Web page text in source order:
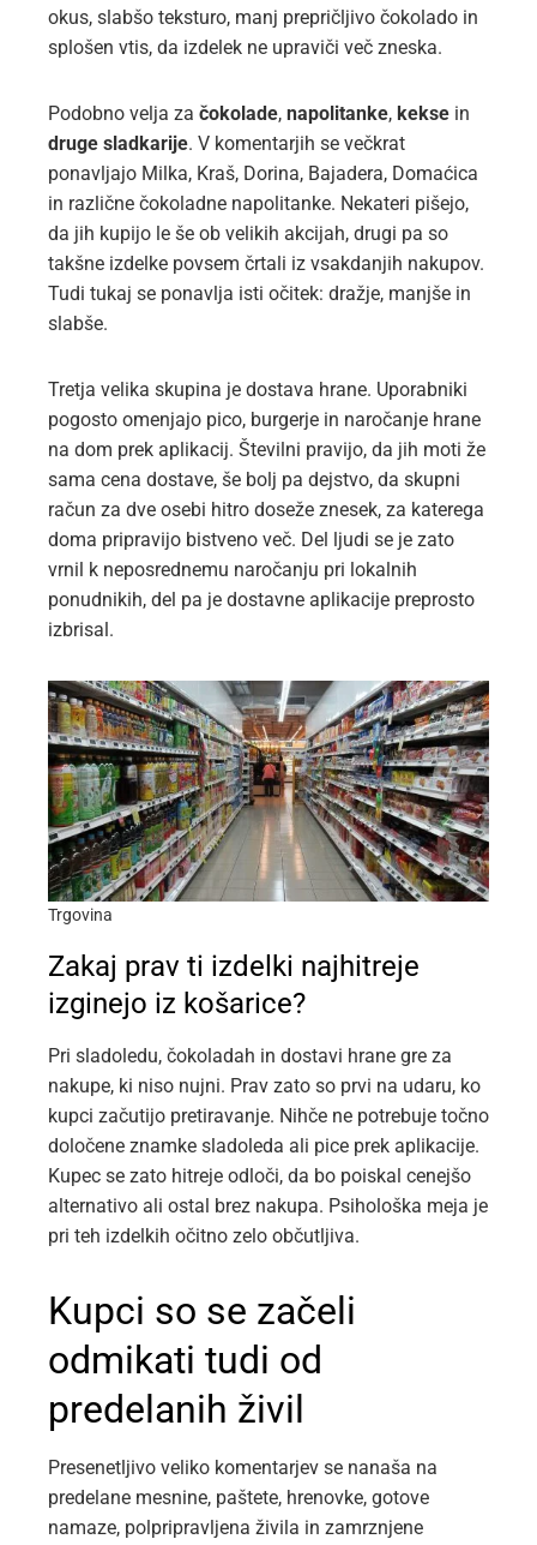
okus, slabšo teksturo, manj prepričljivo čokolado in
splošen vtis, da izdelek ne upraviči več zneska.
Podobno velja za čokolade, napolitanke, kekse in
druge sladkarije. V komentarjih se večkrat
ponavljajo Milka, Kraš, Dorina, Bajadera, Domaćica
in različne čokoladne napolitanke. Nekateri pišejo,
da jih kupijo le še ob velikih akcijah, drugi pa so
takšne izdelke povsem črtali iz vsakdanjih nakupov.
Tudi tukaj se ponavlja isti očitek: dražje, manjše in
slabše.
Tretja velika skupina je dostava hrane. Uporabniki
pogosto omenjajo pico, burgerje in naročanje hrane
na dom prek aplikacij. Številni pravijo, da jih moti že
sama cena dostave, še bolj pa dejstvo, da skupni
račun za dve osebi hitro doseže znesek, za katerega
doma pripravijo bistveno več. Del ljudi se je zato
vrnil k neposrednemu naročanju pri lokalnih
ponudnikih, del pa je dostavne aplikacije preprosto
izbrisal.
Trgovina
Zakaj prav ti izdelki najhitreje
izginejo iz košarice?
Pri sladoledu, čokoladah in dostavi hrane gre za
nakupe, ki niso nujni. Prav zato so prvi na udaru, ko
kupci začutijo pretiravanje. Nihče ne potrebuje točno
določene znamke sladoleda ali pice prek aplikacije.
Kupec se zato hitreje odloči, da bo poiskal cenejšo
alternativo ali ostal brez nakupa. Psihološka meja je
pri teh izdelkih očitno zelo občutljiva.
Kupci so se začeli
odmikati tudi od
predelanih živil
Presenetljivo veliko komentarjev se nanaša na
predelane mesnine, paštete, hrenovke, gotove
namaze, polpripravljena živila in zamrznjene